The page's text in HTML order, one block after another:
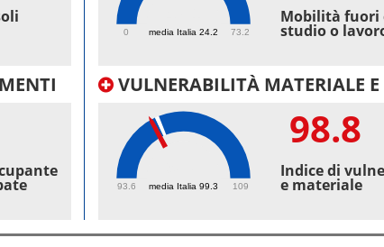
media Italia 24.2
0 73.2
Mobilità fuori
studio o
VULNERABILITÀ MATERIALE E
media Italia 99.3
93.6 109
98.8
Indice di
e materiale